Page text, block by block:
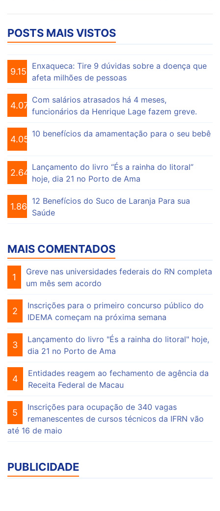
POSTS MAIS VISTOS
9.153
Enxaqueca: Tire 9 dúvidas sobre a doença que
afeta milhões de pessoas
4.074
Com salários atrasados há 4 meses,
funcionários da Henrique Lage fazem greve.
4.055
10 benefícios da amamentação para o seu bebê
2.647
Lançamento do livro “És a rainha do litoral”
hoje, dia 21 no Porto de Ama
1.863
12 Benefícios do Suco de Laranja Para sua
Saúde
MAIS COMENTADOS
1
Greve nas universidades federais do RN completa
um mês sem acordo
2
Inscrições para o primeiro concurso público do
IDEMA começam na próxima semana
3
Lançamento do livro "És a rainha do litoral" hoje,
dia 21 no Porto de Ama
4
Entidades reagem ao fechamento de agência da
Receita Federal de Macau
5
Inscrições para ocupação de 340 vagas
remanescentes de cursos técnicos da IFRN vão
até 16 de maio
PUBLICIDADE